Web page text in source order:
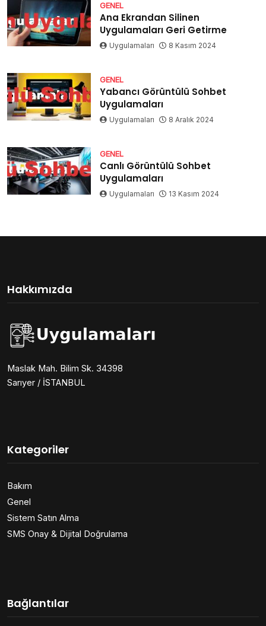
GENEL
Ana Ekrandan Silinen
Uygulamaları Geri Getirme
Uygulamaları 8 Kasım 2024
GENEL
Yabancı Görüntülü Sohbet
Uygulamaları
Uygulamaları 8 Aralık 2024
GENEL
Canlı Görüntülü Sohbet
Uygulamaları
Uygulamaları 13 Kasım 2024
Hakkımızda
Maslak Mah. Bilim Sk. 34398
Sarıyer / İSTANBUL
Kategoriler
Bakım
Genel
Sistem Satın Alma
SMS Onay & Dijital Doğrulama
Bağlantılar